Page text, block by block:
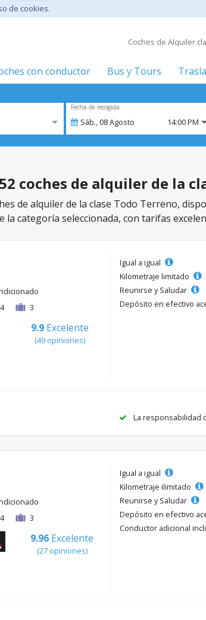
de cookies.
Coches de Alquiler
con conductor Bus y Tours
Fecha de recogida
Sáb.,08Agosto 14:00 PM
coches de alquiler de la
de alquiler de la clase Todo Terreno,
categoría seleccionada, con tarifas
4 3
9.9 Excelente
(49 opiniones)
Igual a igual
Kilometraje limitado
Reunirse y Saludar
Depósito en efectivo
La responsabilidad
4 3
9.96 Excelente
(27 opiniones)
Igual a igual
Kilometraje ilimitado
Reunirse y Saludar
Depósito en efectivo
Conductor adicional